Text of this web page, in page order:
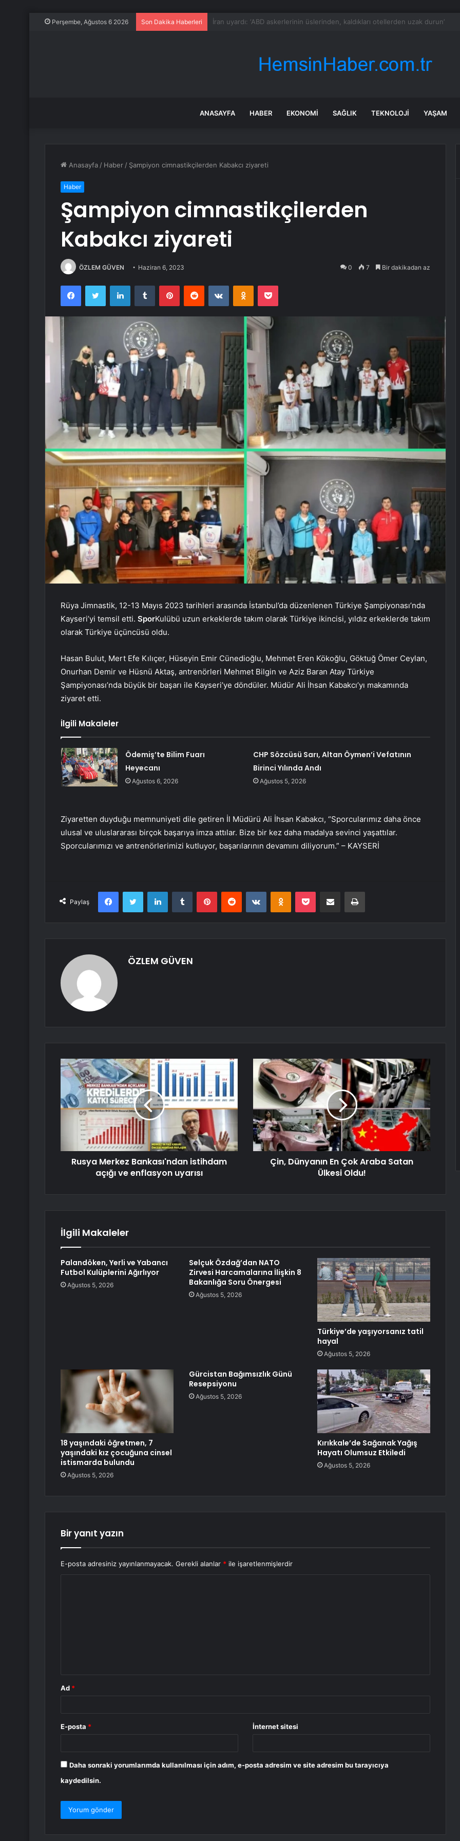
Perşembe, Ağustos 6 2026 Son Dakika Haberleri Ödemiş’te Bilim Fuarı Heyecanı
ANASAYFA HABER EKONOMI SAĞLIK TEKNOLOJI YAŞAM
Anasayfa / Haber / Şampiyon cimnastikçilerden Kabakcı ziyareti
Haber
Şampiyon cimnastikçilerden
Kabakcı ziyareti
ÖZLEM GÜVEN Haziran 6, 2023 0 7 Bir dakikadan az
FacebookTwitter LinkedInTumblr PinterestReddit VKontakteOdnoklassniki
Pocket
Rüya Jimnastik, 12-13 Mayıs 2023 tarihleri ​​arasında İstanbul’da düzenlenen Türkiye Şampiyonası’nda
Kayseri’yi temsil etti. SporKulübü uzun erkeklerde takım olarak Türkiye ikincisi, yıldız erkeklerde takım
olarak Türkiye üçüncüsü oldu.
Hasan Bulut, Mert Efe Kılıçer, Hüseyin Emir Cünedioğlu, Mehmet Eren Kökoğlu, Göktuğ Ömer Ceylan,
Onurhan Demir ve Hüsnü Aktaş, antrenörleri Mehmet Bilgin ve Aziz Baran Atay Türkiye
Şampiyonası’nda büyük bir başarı ile Kayseri’ye döndüler. Müdür Ali İhsan Kabakcı’yı makamında
ziyaret etti.
İlgili Makaleler
Ödemiş’te Bilim Fuarı
Heyecanı
Ağustos 6, 2026
CHP Sözcüsü Sarı, Altan Öymen’i Vefatının
Birinci Yılında Andı
Ağustos 5, 2026
Ziyaretten duyduğu memnuniyeti dile getiren İl Müdürü Ali İhsan Kabakcı, “Sporcularımız daha önce
ulusal ve uluslararası birçok başarıya imza attılar. Bize bir kez daha madalya sevinci yaşattılar.
Sporcularımızı ve antrenörlerimizi kutluyor, başarılarının devamını diliyorum.” – KAYSERİ
Paylaş
FacebookTwitter LinkedInTumblr PinterestReddit VKontakteOdnoklassniki
Pocket E-Posta ile paylaş Yazdır
ÖZLEM GÜVEN
Rusya Merkez Bankası'ndan istihdam
açığı ve enflasyon uyarısı
Çin, Dünyanın En Çok Araba Satan
Ülkesi Oldu!
İlgili Makaleler
Palandöken, Yerli ve Yabancı
Futbol Kulüplerini Ağırlıyor
Ağustos 5, 2026
Selçuk Özdağ’dan NATO
Zirvesi Harcamalarına İlişkin 8
Bakanlığa Soru Önergesi
Ağustos 5, 2026
Türkiye’de yaşıyorsanız tatil
hayal
Ağustos 5, 2026
18 yaşındaki öğretmen, 7
yaşındaki kız çocuğuna cinsel
istismarda bulundu
Ağustos 5, 2026
Gürcistan Bağımsızlık Günü
Resepsiyonu
Ağustos 5, 2026
Kırıkkale’de Sağanak Yağış
Hayatı Olumsuz Etkiledi
Ağustos 5, 2026
Bir yanıt yazın
E-posta adresiniz yayınlanmayacak. Gerekli alanlar * ile işaretlenmişlerdir
Ad *
E-posta * İnternet sitesi
Daha sonraki yorumlarımda kullanılması için adım, e-posta adresim ve site adresim bu tarayıcıya
kaydedilsin.